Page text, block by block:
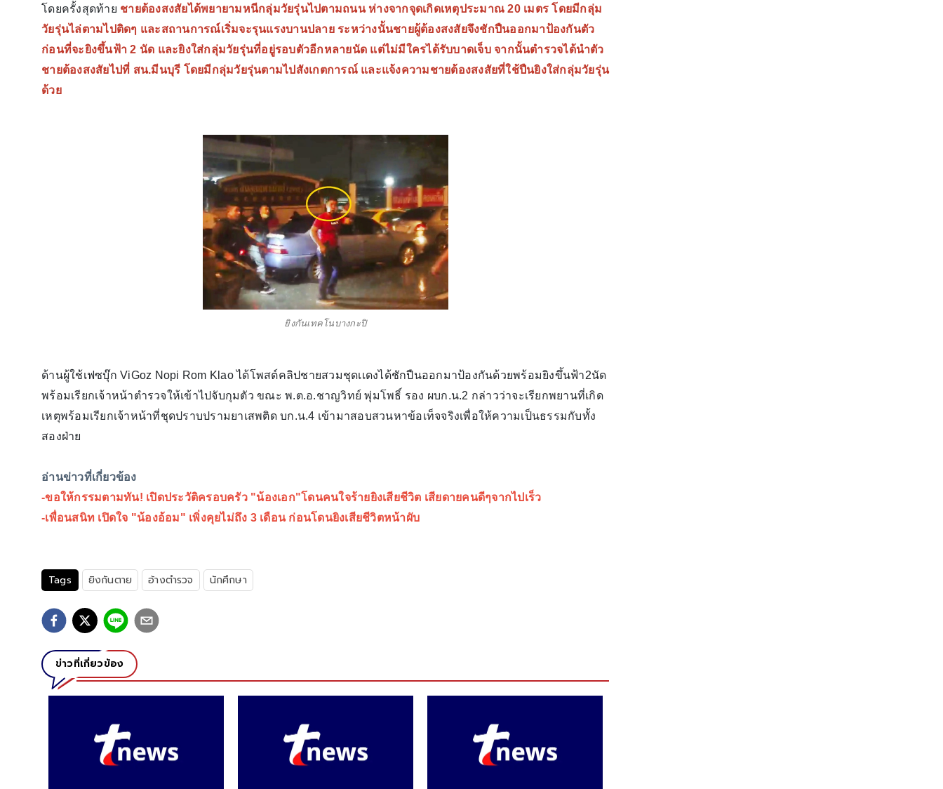
โดยครั้งสุดท้าย ชายต้องสงสัยได้พยายามหนีกลุ่มวัยรุ่นไปตามถนน ห่างจากจุดเกิดเหตุประมาณ 20 เมตร โดยมีกลุ่ม
วัยรุ่นไล่ตามไปติดๆ และสถานการณ์เริ่มจะรุนแรงบานปลาย ระหว่างนั้นชายผู้ต้องสงสัยจึงชักปืนออกมาป้องกันตัว
ก่อนที่จะยิงขึ้นฟ้า 2 นัด และยิงใส่กลุ่มวัยรุ่นที่อยู่รอบตัวอีกหลายนัด แต่ไม่มีใครได้รับบาดเจ็บ จากนั้นตำรวจได้นำตัว
ชายต้องสงสัยไปที่ สน.มีนบุรี โดยมีกลุ่มวัยรุ่นตามไปสังเกตการณ์ และแจ้งความชายต้องสงสัยที่ใช้ปืนยิงใส่กลุ่มวัยรุ่น
ด้วย
ยิงกันเทคโนบางกะปิ
ด้านผู้ใช้เฟซบุ๊ก ViGoz Nopi Rom Klao ได้โพสต์คลิปชายสวมชุดเเดงได้ชักปืนออกมาป้องกันด้วยพร้อมยิงขึ้นฟ้า2นัด
พร้อมเรียกเจ้าหน้าตำรวจให้เข้าไปจับกุมตัว ขณะ พ.ต.อ.ชาญวิทย์ พุ่มโพธิ์ รอง ผบก.น.2 กล่าวว่าจะเรียกพยานที่เกิด
เหตุพร้อมเรียกเจ้าหน้าที่ชุดปราบปรามยาเสพติด บก.น.4 เข้ามาสอบสวนหาข้อเท็จจริงเพื่อให้ความเป็นธรรมกับทั้ง
สองฝ่าย
อ่านข่าวที่เกี่ยวข้อง
-ขอให้กรรมตามทัน! เปิดประวัติครอบครัว "น้องเอก"โดนคนใจร้ายยิงเสียชีวิต เสียดายคนดีๆจากไปเร็ว
-เพื่อนสนิท เปิดใจ "น้องอ้อม" เพิ่งคุยไม่ถึง 3 เดือน ก่อนโดนยิงเสียชีวิตหน้าผับ
Tags ยิงกันตาย อ้างตำรวจ นักศึกษา
ข่าวที่เกี่ยวข้อง